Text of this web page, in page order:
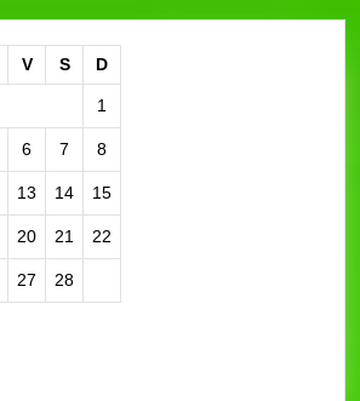
V S D
1
6 7 8
13 14 15
20 21 22
27 28